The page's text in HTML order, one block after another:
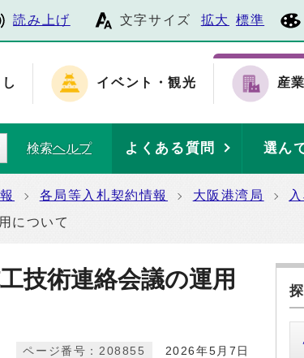
読み上げ 文字サイズ 拡大 標準
イベント・観光 産
検索ヘルプ よくある質問 選ん
各局等入札契約情報 大阪港湾局
について
技術連絡会議の運用
2026年5月7日
ページ番号：208855